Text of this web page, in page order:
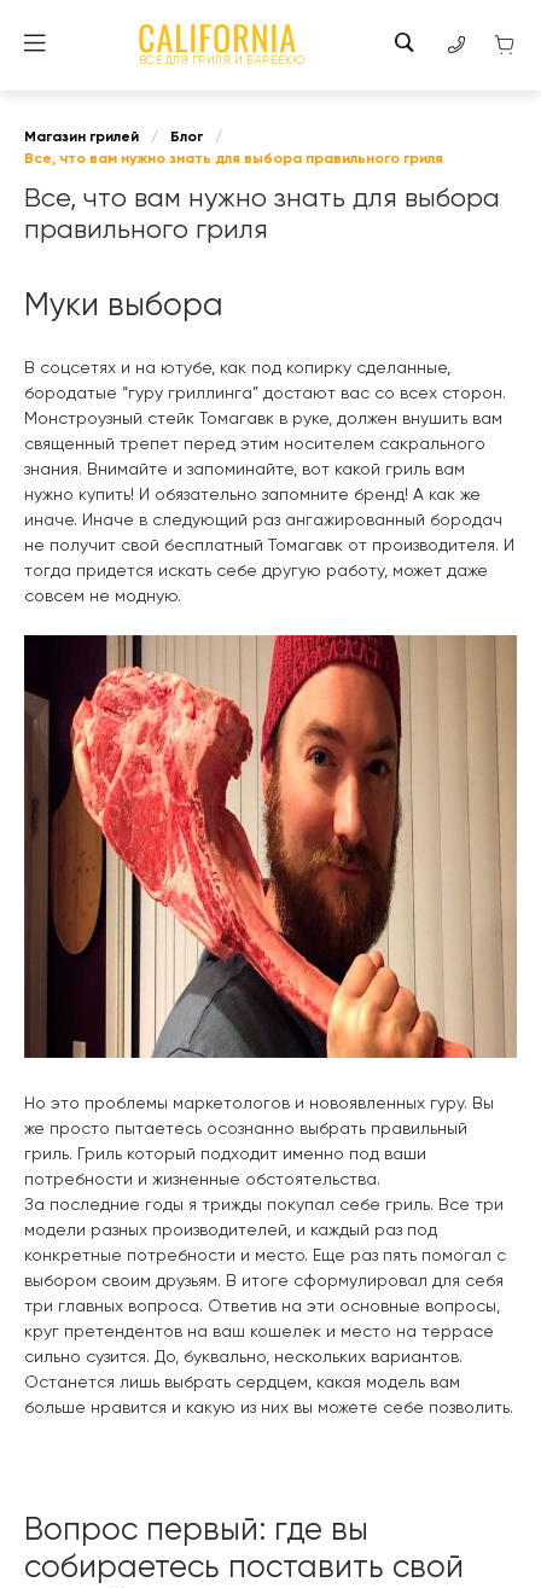
ВСЕ ДЛЯ ГРИЛЯ И БАРБЕКЮ
Магазин грилей / Блог
/
Все, что вам нужно знать для выбора правильного гриля
Все, что вам нужно знать для выбора
правильного гриля
Муки выбора
В соцсетях и на ютубе, как под копирку сделанные,
бородатые “гуру гриллинга” достают вас со всех сторон.
Монстроузный стейк Томагавк в руке, должен внушить вам
священный трепет перед этим носителем сакрального
знания. Внимайте и запоминайте, вот какой гриль вам
нужно купить! И обязательно запомните бренд! А как же
иначе. Иначе в следующий раз ангажированный бородач
не получит свой бесплатный Томагавк от производителя. И
тогда придется искать себе другую работу, может даже
совсем не модную.
Но это проблемы маркетологов и новоявленных гуру. Вы
же просто пытаетесь осознанно выбрать правильный
гриль. Гриль который подходит именно под ваши
потребности и жизненные обстоятельства.
За последние годы я трижды покупал себе гриль. Все три
модели разных производителей, и каждый раз под
конкретные потребности и место. Еще раз пять помогал с
выбором своим друзьям. В итоге сформулировал для себя
три главных вопроса. Ответив на эти основные вопросы,
круг претендентов на ваш кошелек и место на террасе
сильно сузится. До, буквально, нескольких вариантов.
Останется лишь выбрать сердцем, какая модель вам
больше нравится и какую из них вы можете себе позволить.
Вопрос первый: где вы
собираетесь поставить свой